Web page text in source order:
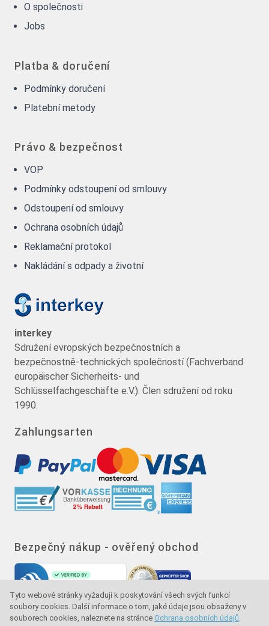
Tyto webové stránky vyžadují k poskytování všech svých funkcí
soubory cookies. Další informace o tom, jaké údaje jsou obsaženy v
souborech cookies, naleznete na stránce Ochrana osobních údajů.
O společnosti
Jobs
Platba & doručení
Podmínky doručení
Platební metody
Právo & bezpečnost
VOP
Podmínky odstoupení od smlouvy
Odstoupení od smlouvy
Ochrana osobních údajů
Reklamační protokol
Nakládání s odpady a životní
interkey
Sdružení evropských bezpečnostních a
bezpečnostně-technických společností (Fachverband
europäischer Sicherheits- und
Schlüsselfachgeschäfte e.V.). Člen sdružení od roku
1990.
Zahlungsarten
Bezpečný nákup - ověřený obchod